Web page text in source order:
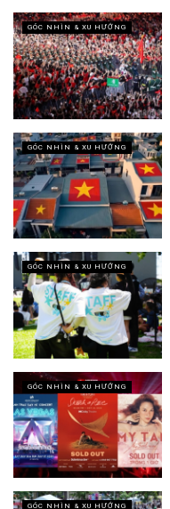
GÓC NHÌN & XU HƯỚNG
GÓC NHÌN & XU HƯỚNG
GÓC NHÌN & XU HƯỚNG
GÓC NHÌN & XU HƯỚNG
GÓC NHÌN & XU HƯỚNG